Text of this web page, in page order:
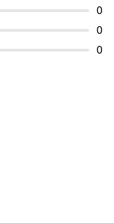
0
0
0